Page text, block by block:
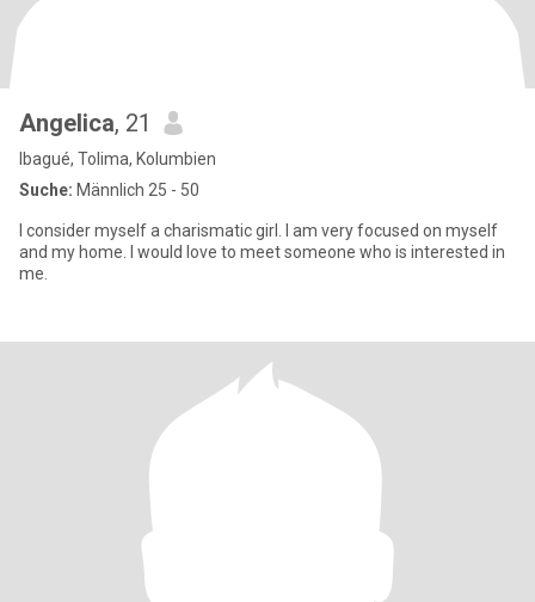
Angelica, 21
Ibagué, Tolima, Kolumbien
Suche: Männlich 25 - 50
I consider myself a charismatic girl. I am very focused on myself
and my home. I would love to meet someone who is interested in
me.